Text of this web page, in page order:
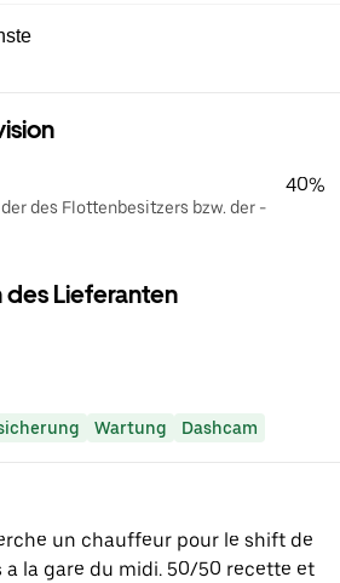
des Flottenbesitzers bzw. der -
40%
des Lieferanten
Wartung Dashcam
un chauffeur pour le shift de
a la gare du midi. 50/50 recette et